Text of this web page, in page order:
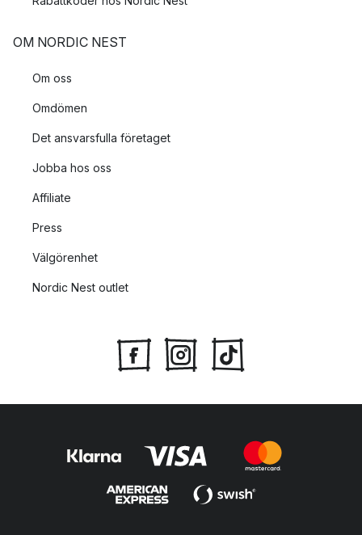
OM NORDIC NEST
Om oss
Omdömen
Det ansvarsfulla företaget
Jobba hos oss
Affiliate
Press
Välgörenhet
Nordic Nest outlet